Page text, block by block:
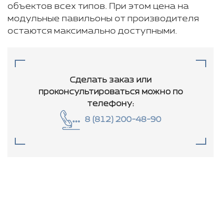
объектов всех типов. При этом цена на
модульные павильоны от производителя
остаются максимально доступными.
Сделать заказ или
проконсультироватьсяможно по
телефону:
8 (812) 200-48-90